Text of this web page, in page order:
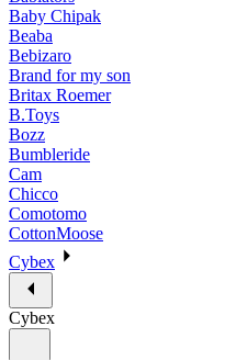
Baby Chipak
Beaba
Bebizaro
Brand for my son
Britax Roemer
B.Toys
Bozz
Bumbleride
Cam
Chicco
Comotomo
CottonMoose
Cybex
Cybex